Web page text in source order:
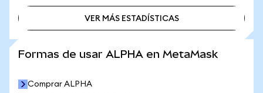
VER MÁS ESTADÍSTICAS
Formas de usar ALPHA en MetaMask
Comprar ALPHA